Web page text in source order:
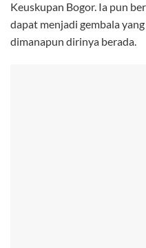
Keuskupan Bogor. Ia pun
dapat menjadi gembala
dimanapun dirinya berada.